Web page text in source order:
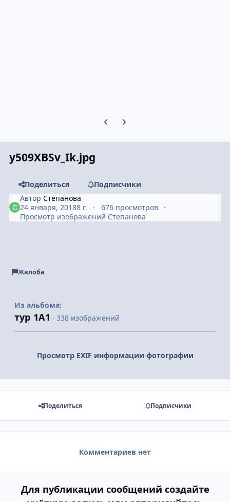
Предыдущий слайд карусели
Следующий слайд карусели
y509XBSv_Ik.jpg
Поделиться
Подписчики
АвторСтепанова
24 января, 20188 г.
676 просмотров
Просмотр изображений Степанова
Жалоба
Из альбома:
тур 1А1 · 338 изображений
Просмотр EXIF информации фотографии
Поделиться Подписчики
Комментариев нет
Для публикации сообщений создайте